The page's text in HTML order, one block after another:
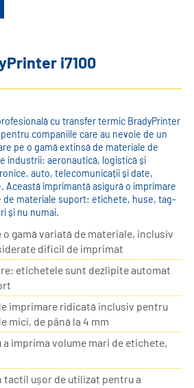
i7100
cu transfer termic BradyPrinter
companiile care au nevoie de un
pe o gamă extinsă de materiale de
industrii: aeronautică, logistică și
auto, telecomunicații și date,
Această imprimantă asigură o imprimare
de materiale suport: etichete, huse, tag-
și nu numai.
gamă variată de materiale, inclusiv
dificil de imprimat
etichetele sunt dezlipite automat
imprimare ridicată inclusiv pentru
mici, de până la 4 mm
imprima volume mari de etichete,
tactil ușor de utilizat pentru a